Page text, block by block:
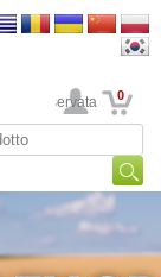
area riservata 0